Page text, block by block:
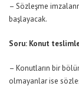
– Sözleşme
başlayacak.
Soru: Konut
– Konutların bir
olmayanlar ise